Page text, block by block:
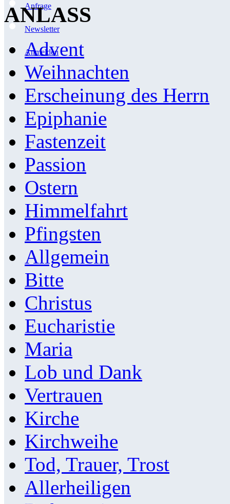
Anfrage
Newsletter
Anmelden
ANLASS
Advent
Weihnachten
Erscheinung des Herrn
Epiphanie
Fastenzeit
Passion
Ostern
Himmelfahrt
Pfingsten
Allgemein
Bitte
Christus
Eucharistie
Maria
Lob und Dank
Vertrauen
Kirche
Kirchweihe
Tod, Trauer, Trost
Allerheiligen